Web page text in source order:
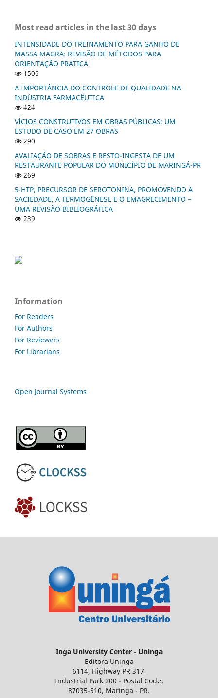
Most read articles in the last 30 days
INTENSIDADE DO TREINAMENTO PARA GANHO DE
MASSA MAGRA: REVISÃO DE MÉTODOS PARA
ORIENTAÇÃO PRÁTICA
1506
A IMPORTÂNCIA DO CONTROLE DE QUALIDADE NA
INDÚSTRIA FARMACÊUTICA
424
VÍCIOS CONSTRUTIVOS EM OBRAS PÚBLICAS: UM
ESTUDO DE CASO EM 27 OBRAS
290
AVALIAÇÃO DE SOBRAS E RESTO-INGESTA DE UM
RESTAURANTE POPULAR DO MUNICÍPIO DE MARINGÁ-PR
269
5-HTP, PRECURSOR DE SEROTONINA, PROMOVENDO A
SACIEDADE, A TERMOGÊNESE E O EMAGRECIMENTO –
UMA REVISÃO BIBLIOGRÁFICA
239
Information
For Readers
For Authors
For Reviewers
For Librarians
Open Journal Systems
Inga University Center - Uninga
Editora Uninga
6114, Highway PR 317.
Industrial Park 200 - Postal Code:
87035-510, Maringa - PR.